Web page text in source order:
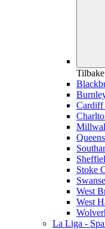
Tilbake
Stoke
West
West
La Liga -